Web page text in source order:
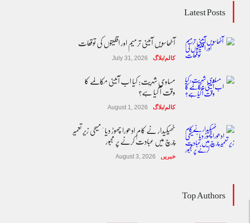
Latest Posts
آٹھاسویں آئینی ترمیم اور اقلیتوں کی توقعات
کالم/بلاگ July 31, 2026
مساوی شہریت: کیا اب آئینی مکالمے کا
وقت آ گیا ہے؟
کالم/بلاگ August 1, 2026
ٹھیکیدار نے کام ادھورا چھوڑ دیا ' مسیحی زیر تعمیر
چرچ میں عبادت کرنے پر مجبور
خبریں August 3, 2026
Top Authors